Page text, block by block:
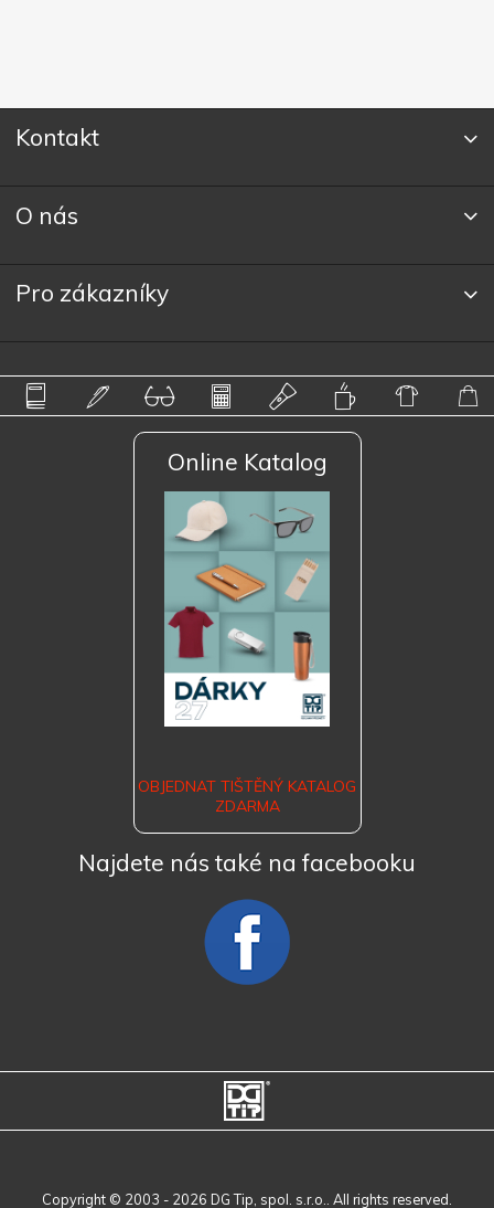
Kontakt
O nás
Pro zákazníky
Online Katalog
OBJEDNAT TIŠTĚNÝ KATALOG
ZDARMA
Najdete nás také na facebooku
Copyright © 2003 - 2026 DG Tip, spol. s.r.o.. All rights reserved.